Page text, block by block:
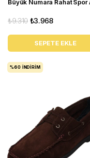
₺3.968
₺9.310
SEPETE EKLE
%60 İNDIRIM